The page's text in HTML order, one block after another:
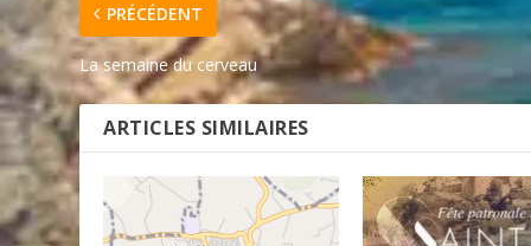
PRÉCÉDENT
La semaine du cerveau
ARTICLES SIMILAIRES